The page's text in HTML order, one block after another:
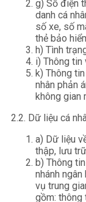
g) Số điện
danh cá
số xe, số
thẻ bảo
h) Tình
i) Thông tin
k) Thông
nhân phản
không gian
2.2. Dữ liệu cá
a) Dữ liệu
thập, lưu
b) Thông
nhánh
vụ trung
gồm: thông